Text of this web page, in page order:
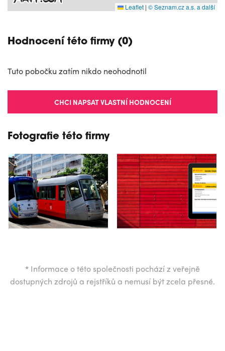
Leaflet | © Seznam.cz a.s. a další
Hodnocení této firmy (0)
Tuto pobočku zatím nikdo neohodnotil
CHCI NAPSAT VLASTNÍ HODNOCENÍ
Fotografie této firmy
* Informace o této společnosti pochází z veřejně
dostupných zdrojů a rejstříků a nemusí být zcela přesné.